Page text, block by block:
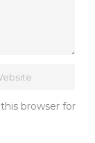
browser for